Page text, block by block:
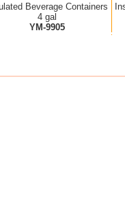
Beverage Containers
4 gal
YM-9905